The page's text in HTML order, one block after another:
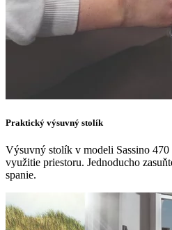
Praktický výsuvný stolík
Výsuvný stolík v modeli Sassino
využitie priestoru. Jednoducho
spanie.